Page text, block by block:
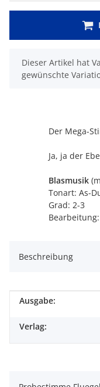
Der Mega-
Ja, ja der
Blasmusik
Tonart: As-
Grad: 2-3
x
Dieser Artikel hat
gewünschte
Beschreibung
Produkteigenschaft
Wert
Ausgabe:
Verlag: